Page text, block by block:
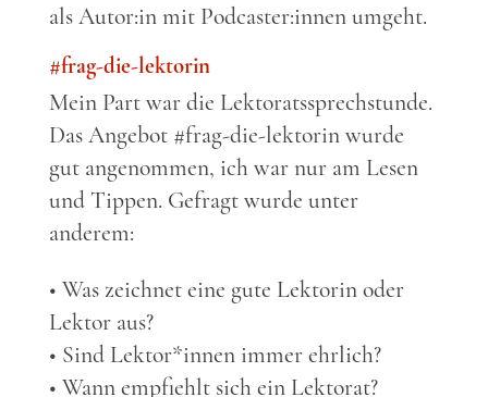
als Autor:in mit Podcaster:innen umgeht.
#frag-die-lektorin
Mein Part war die Lektoratssprechstunde.
Das Angebot #frag-die-lektorin wurde
gut angenommen, ich war nur am Lesen
und Tippen. Gefragt wurde unter
anderem:
• Was zeichnet eine gute Lektorin oder
Lektor aus?
• Sind Lektor*innen immer ehrlich?
• Wann empfiehlt sich ein Lektorat?